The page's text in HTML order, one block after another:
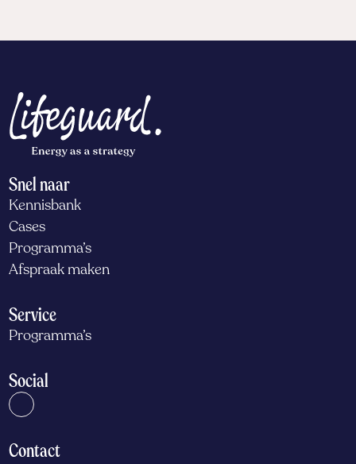
Snel naar
Kennisbank
Cases
Programma’s
Afspraak maken
Service
Programma’s
Social
Contact